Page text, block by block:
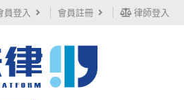
員登入 會員註冊 律師登入